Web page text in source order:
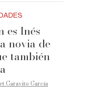
es Inés
novia de
también
Garavito García